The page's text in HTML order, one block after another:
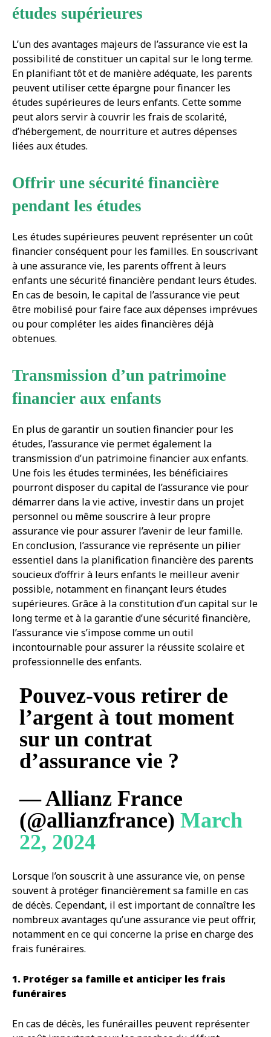
études supérieures
L’un des avantages majeurs de l’assurance vie est la
possibilité de constituer un capital sur le long terme.
En planifiant tôt et de manière adéquate, les parents
peuvent utiliser cette épargne pour financer les
études supérieures de leurs enfants. Cette somme
peut alors servir à couvrir les frais de scolarité,
d’hébergement, de nourriture et autres dépenses
liées aux études.
Offrir une sécurité financière
pendant les études
Les études supérieures peuvent représenter un coût
financier conséquent pour les familles. En souscrivant
à une assurance vie, les parents offrent à leurs
enfants une sécurité financière pendant leurs études.
En cas de besoin, le capital de l’assurance vie peut
être mobilisé pour faire face aux dépenses imprévues
ou pour compléter les aides financières déjà
obtenues.
Transmission d’un patrimoine
financier aux enfants
En plus de garantir un soutien financier pour les
études, l’assurance vie permet également la
transmission d’un patrimoine financier aux enfants.
Une fois les études terminées, les bénéficiaires
pourront disposer du capital de l’assurance vie pour
démarrer dans la vie active, investir dans un projet
personnel ou même souscrire à leur propre
assurance vie pour assurer l’avenir de leur famille.
En conclusion, l’assurance vie représente un pilier
essentiel dans la planification financière des parents
soucieux d’offrir à leurs enfants le meilleur avenir
possible, notamment en finançant leurs études
supérieures. Grâce à la constitution d’un capital sur le
long terme et à la garantie d’une sécurité financière,
l’assurance vie s’impose comme un outil
incontournable pour assurer la réussite scolaire et
professionnelle des enfants.
Pouvez-vous retirer de
l’argent à tout moment
sur un contrat
d’assurance vie ?
— Allianz France
(@allianzfrance)March
22, 2024
Lorsque l’on souscrit à une assurance vie, on pense
souvent à protéger financièrement sa famille en cas
de décès. Cependant, il est important de connaître les
nombreux avantages qu’une assurance vie peut offrir,
notamment en ce qui concerne la prise en charge des
frais funéraires.
1. Protéger sa famille et anticiper les frais
funéraires
En cas de décès, les funérailles peuvent représenter